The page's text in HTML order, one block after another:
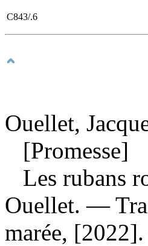
C843/.6
Ouellet,
[Promesse]
Les rubans
Ouellet. —
marée,